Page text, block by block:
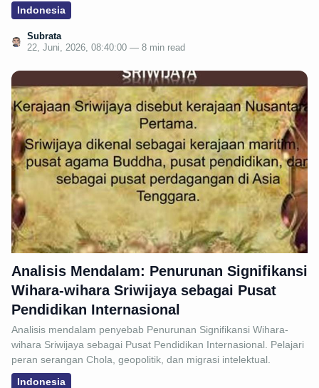
Indonesia
Subrata
22, Juni, 2026, 08:40:00 — 8 min read
Analisis Mendalam: Penurunan Signifikansi
Wihara-wihara Sriwijaya sebagai Pusat
Pendidikan Internasional
Analisis mendalam penyebab Penurunan Signifikansi Wihara-
wihara Sriwijaya sebagai Pusat Pendidikan Internasional. Pelajari
peran serangan Chola, geopolitik, dan migrasi intelektual.
Indonesia